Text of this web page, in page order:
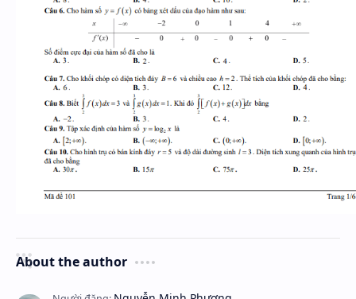
About the author